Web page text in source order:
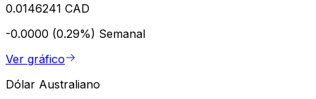
0.0146241 CAD
-0.0000 (0.29%) Semanal
Ver gráfico
Dólar Australiano